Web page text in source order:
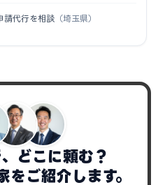
請代行を相談 （埼玉県）
どこに頼む？
ご紹介します。